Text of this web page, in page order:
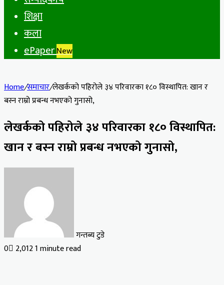
शिक्षा
कला
ePaperNew
Home/समाचार/लेखर्कको पहिरोले ३४ परिवारका १८० विस्थापित: खान र
बस्न राम्रो प्रबन्ध नभएको गुनासो,
लेखर्कको पहिरोले ३४ परिवारका १८० विस्थापित:
खान र बस्न राम्रो प्रबन्ध नभएको गुनासो,
गन्तब्य टुडे
0 2,0121 minute read